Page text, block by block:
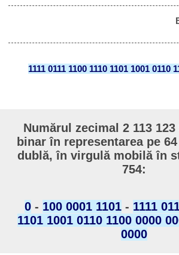
1111 0111 1100 1110 1101 1001 0110
Numărul zecimal 2 113
binar în representarea pe
dublă, în virgulă mobilă în
754:
0- 100 0001 1101- 1111
1101 1001 0110 1100 0000
0000